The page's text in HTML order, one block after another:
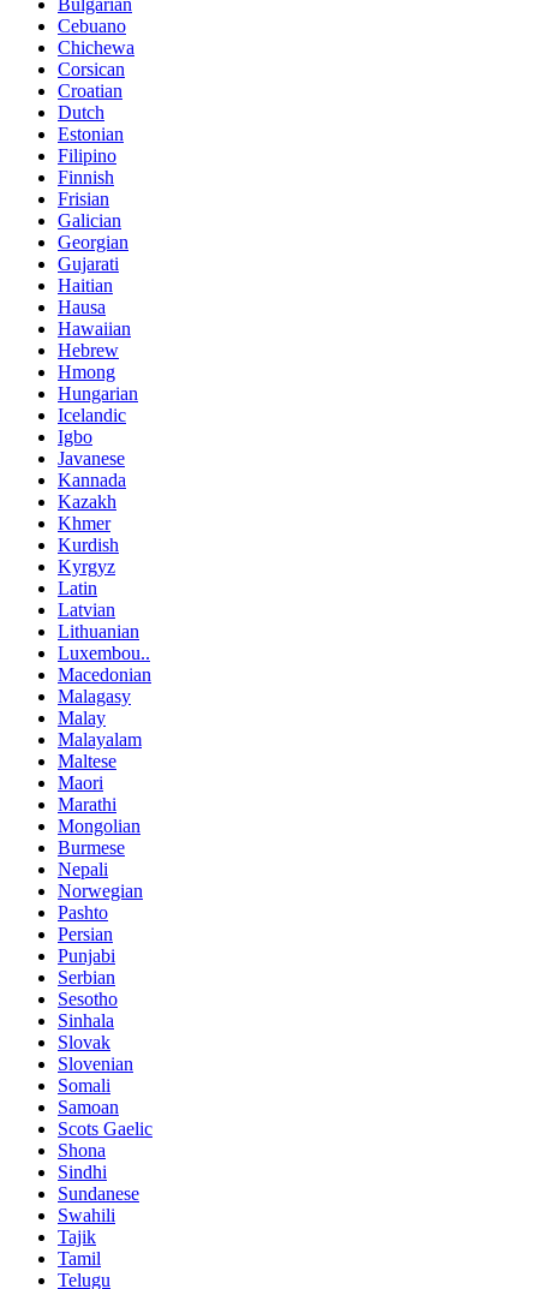
Bulgarian
Cebuano
Chichewa
Corsican
Croatian
Dutch
Estonian
Filipino
Finnish
Frisian
Galician
Georgian
Gujarati
Haitian
Hausa
Hawaiian
Hebrew
Hmong
Hungarian
Icelandic
Igbo
Javanese
Kannada
Kazakh
Khmer
Kurdish
Kyrgyz
Latin
Latvian
Lithuanian
Luxembou..
Macedonian
Malagasy
Malay
Malayalam
Maltese
Maori
Marathi
Mongolian
Burmese
Nepali
Norwegian
Pashto
Persian
Punjabi
Serbian
Sesotho
Sinhala
Slovak
Slovenian
Somali
Samoan
Scots Gaelic
Shona
Sindhi
Sundanese
Swahili
Tajik
Tamil
Telugu